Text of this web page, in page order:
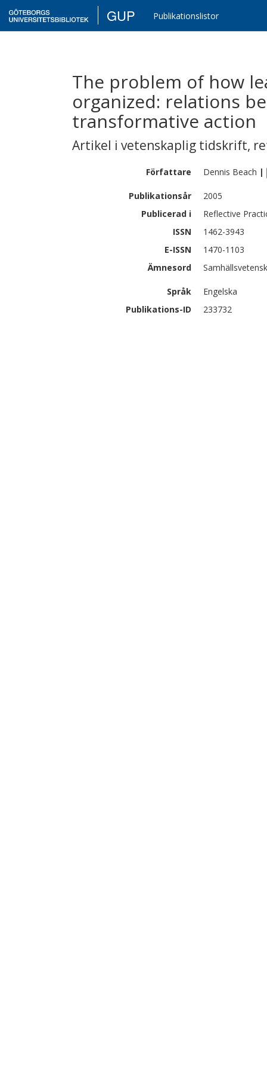
GUP Publikationslistor
The problem of how
organized: relations
transformative action
Artikel i vetenskaplig tidskrift,
Författare Dennis Beach |
Publikationsår
2005
Publicerad i
Reflective
ISSN
1462-3943
E-ISSN
1470-1103
Ämnesord
Språk
Engelska
Publikations-ID
233732